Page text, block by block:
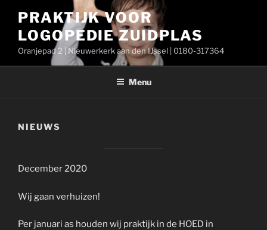
inhoud
PRAKTIJK VOOR
LOGOPEDIE ZUIDPLAS
Oranjepad 2 | Nieuwerkerk aan den IJssel | 0180-317364
Menu
NIEUWS
December 2020
Wij gaan verhuizen!
Per januari as houden wij praktijk in de HOED in